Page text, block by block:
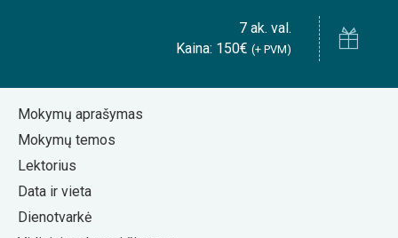
7 ak. val.
Kaina: 150€ (+ PVM)
Mokymų aprašymas
Mokymų temos
Lektorius
Data ir vieta
Dienotvarkė